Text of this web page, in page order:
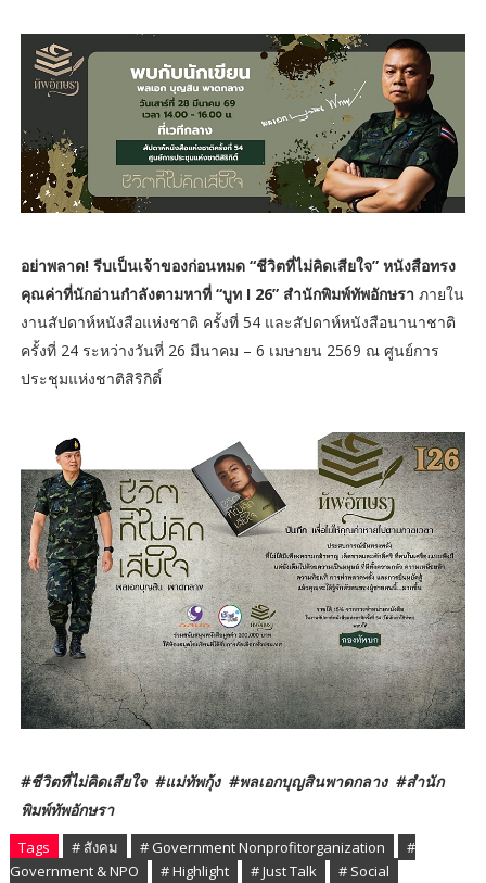
อย่าพลาด! รีบเป็นเจ้าของก่อนหมด “ชีวิตที่ไม่คิดเสียใจ” หนังสือทรง
คุณค่าที่นักอ่านกำลังตามหาที่ “บูท I 26” สำนักพิมพ์ทัพอักษรา ภายใน
งานสัปดาห์หนังสือแห่งชาติ ครั้งที่ 54 และสัปดาห์หนังสือนานาชาติ
ครั้งที่ 24 ระหว่างวันที่ 26 มีนาคม – 6 เมษายน 2569 ณ ศูนย์การ
ประชุมแห่งชาติสิริกิติ์
#ชีวิตที่ไม่คิดเสียใจ #แม่ทัพกุ้ง #พลเอกบุญสินพาดกลาง #สำนัก
พิมพ์ทัพอักษรา
Tags # สังคม # Government Nonprofitorganization
#
Government & NPO
# Highlight # Just Talk # Social